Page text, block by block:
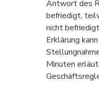
Antwort des
befriedigt,
nicht
Erklärung
Minuten